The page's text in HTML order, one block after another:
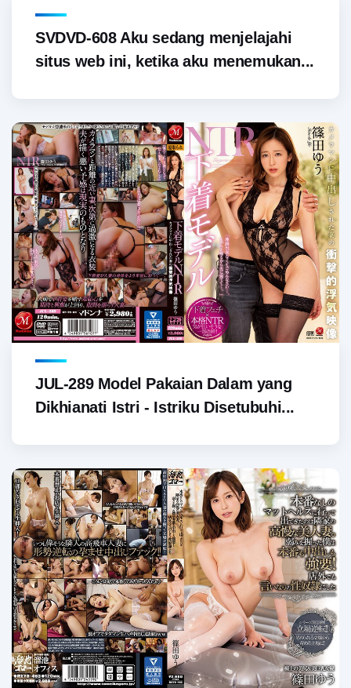
SVDVD-608 Aku sedang menjelajahi
situs web ini, ketika aku menemukan...
JUL-289 Model Pakaian Dalam yang
Dikhianati Istri - Istriku Disetubuhi...